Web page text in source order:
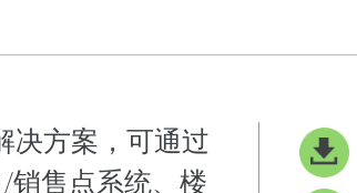
决方案，可通过
销售点系统、楼